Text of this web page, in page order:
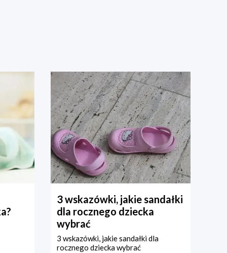
3 wskazówki, jakie sandałki
dla rocznego dziecka
wybrać
3 wskazówki, jakie sandałki dla
rocznego dziecka wybrać